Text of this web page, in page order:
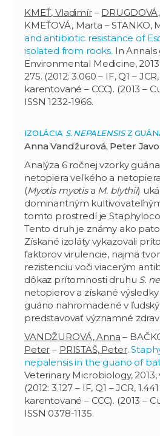
KMEŤ, Vladimír–
KMEŤOVÁ, Marta – STANKO,
and antibiotic resistance of
isolated from rooks. In
Environmental Medicine,
275. (2012: 3.060 – IF, Q1 –
karentované – CCC). (2013 –
ISSN 1232-1966.
IZOLÁCIA S. NEPALENSISZ
Anna Vandžurová, Peter
Analýza 6 ročnej vzorky
netopiera veľkého a
(Myotis myotisa M. blythii)
dominantným
tomto prostredí je
Tento druh je známy ako
Získané izoláty vykazovali
faktorov virulencie, najmä
rezistenciu voči viacerým
dôkaz prítomnosti druhu S.
netopierov a získané
guáno nahromadené v
predstavovať významné
VANDŽUROVÁ, Anna –
Peter – PRISTAŠ, Peter.
nepalensis in the guano of
Veterinary Microbiology, 2013,
(2012: 3.127 – IF, Q1 – JCR,
karentované – CCC). (2013 –
ISSN 0378-1135.